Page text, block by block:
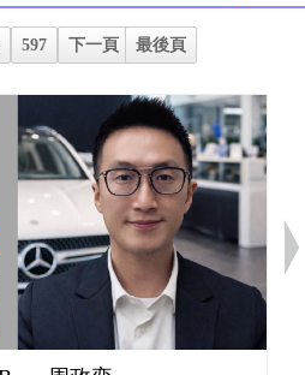
597 下一頁 最後頁